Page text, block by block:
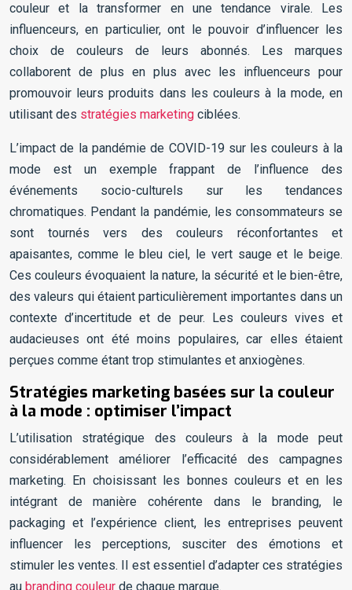
couleur et la transformer en une tendance virale. Les
influenceurs, en particulier, ont le pouvoir d’influencer les
choix de couleurs de leurs abonnés. Les marques
collaborent de plus en plus avec les influenceurs pour
promouvoir leurs produits dans les couleurs à la mode, en
utilisant des stratégies marketing ciblées.
L’impact de la pandémie de COVID-19 sur les couleurs à la
mode est un exemple frappant de l’influence des
événements socio-culturels sur les tendances
chromatiques. Pendant la pandémie, les consommateurs se
sont tournés vers des couleurs réconfortantes et
apaisantes, comme le bleu ciel, le vert sauge et le beige.
Ces couleurs évoquaient la nature, la sécurité et le bien-être,
des valeurs qui étaient particulièrement importantes dans un
contexte d’incertitude et de peur. Les couleurs vives et
audacieuses ont été moins populaires, car elles étaient
perçues comme étant trop stimulantes et anxiogènes.
Stratégies marketing basées sur la couleur
à la mode : optimiser l’impact
L’utilisation stratégique des couleurs à la mode peut
considérablement améliorer l’efficacité des campagnes
marketing. En choisissant les bonnes couleurs et en les
intégrant de manière cohérente dans le branding, le
packaging et l’expérience client, les entreprises peuvent
influencer les perceptions, susciter des émotions et
stimuler les ventes. Il est essentiel d’adapter ces stratégies
au branding couleur de chaque marque.